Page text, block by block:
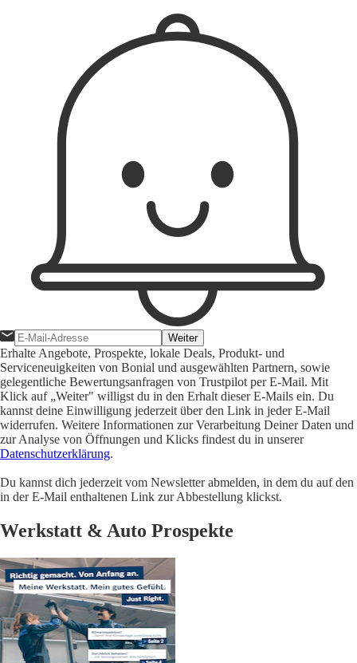
Weiter
Erhalte Angebote, Prospekte, lokale Deals, Produkt- und
Serviceneuigkeiten von Bonial und ausgewählten Partnern, sowie
gelegentliche Bewertungsanfragen von Trustpilot per E-Mail. Mit
Klick auf „Weiter" willigst du in den Erhalt dieser E-Mails ein. Du
kannst deine Einwilligung jederzeit über den Link in jeder E-Mail
widerrufen. Weitere Informationen zur Verarbeitung Deiner Daten und
zur Analyse von Öffnungen und Klicks findest du in unserer
Datenschutzerklärung.
Du kannst dich jederzeit vom Newsletter abmelden, in dem du auf den
in der E-Mail enthaltenen Link zur Abbestellung klickst.
Werkstatt & Auto Prospekte